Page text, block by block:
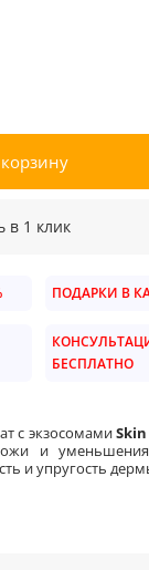
в 1 клик
ПОДАРКИ В
БЕСПЛАТНО
с экзосомами
и
и упругость